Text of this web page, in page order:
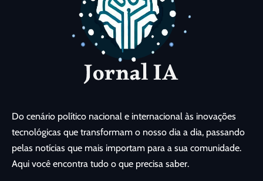
Do cenário político nacional e internacional às inovações
tecnológicas que transformam o nosso dia a dia, passando
pelas notícias que mais importam para a sua comunidade.
Aqui você encontra tudo o que precisa saber.